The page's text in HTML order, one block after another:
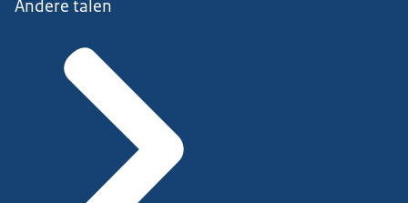
Andere talen